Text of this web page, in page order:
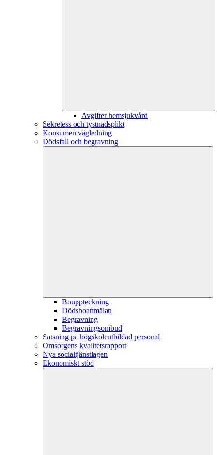
Avgifter hemsjukvård
Sekretess och tystnadsplikt
Konsumentvägledning
Dödsfall och begravning
Bouppteckning
Dödsboanmälan
Begravning
Begravningsombud
Satsning på högskoleutbildad personal
Omsorgens kvalitetsrapport
Nya socialtjänstlagen
Ekonomiskt stöd